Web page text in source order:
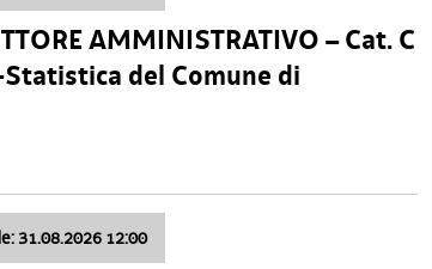
AMMINISTRATIVO – Cat. C
del Comune di
31.08.2026 12:00